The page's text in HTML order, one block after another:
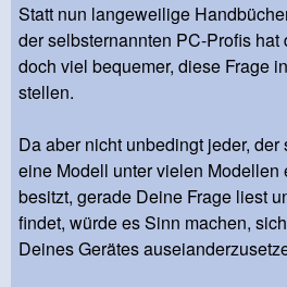
Statt nun langeweilige
der selbsternannten PC-Profis
doch viel bequemer, diese Frage
stellen.
Da aber nicht unbedingt jeder,
eine Modell unter vielen Modellen
besitzt, gerade Deine Frage liest
findet, würde es Sinn machen,
Deines Gerätes